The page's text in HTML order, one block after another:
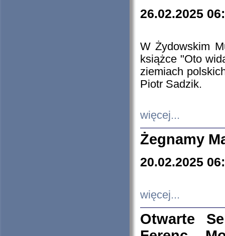
26.02.2025
W Żydowskim
książce "Oto
ziemiach
Piotr Sadzik.
więcej...
Żegnamy
20.02.2025
więcej...
Otwarte